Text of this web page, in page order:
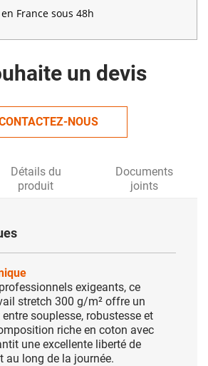
France sous 48h
un devis
NOUS
Détails du
produit
Documents
joints
exigeants, ce
stretch 300 g/m² offre un
souplesse, robustesse et
riche en coton avec
une excellente liberté de
au long de la journée.